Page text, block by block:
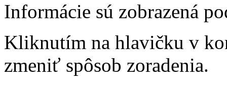
Informácie sú zobrazená
Kliknutím na hlavičku v
zmeniť spôsob zoradenia.